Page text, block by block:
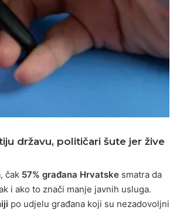
državu, političari šute jer žive
čak 57% građana Hrvatske smatra da
i ako to znači manje javnih usluga.
po udjelu građana koji su nezadovoljni